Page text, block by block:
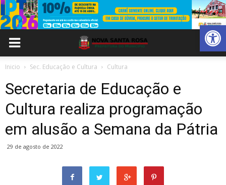
Abrir
Inicio Sec. Educação e Cultura Cultura
Secretaria de Educação e
Cultura realiza programação
em alusão a Semana da Pátria
29 de agosto de 2022